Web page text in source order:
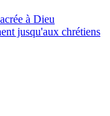
à Dieu
jusqu'aux chrétiens